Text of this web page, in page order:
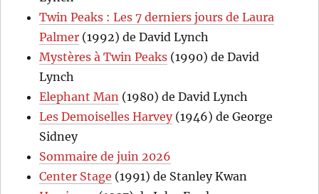
Twin Peaks : Les 7 derniers jours de Laura
Palmer (1992) de David Lynch
Mystères à Twin Peaks (1990) de David
Lynch
Elephant Man (1980) de David Lynch
Les Demoiselles Harvey(1946) de George
Sidney
Sommaire de juin 2026
Center Stage (1991) de Stanley Kwan